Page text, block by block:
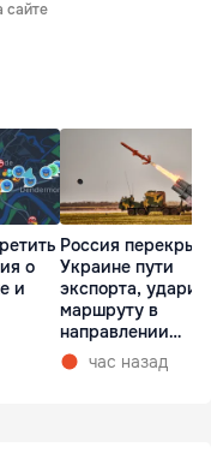
сайте
о
и
Россия
Украине пути
экспорта, ударив
маршруту в
направлении
Молдовы
час назад